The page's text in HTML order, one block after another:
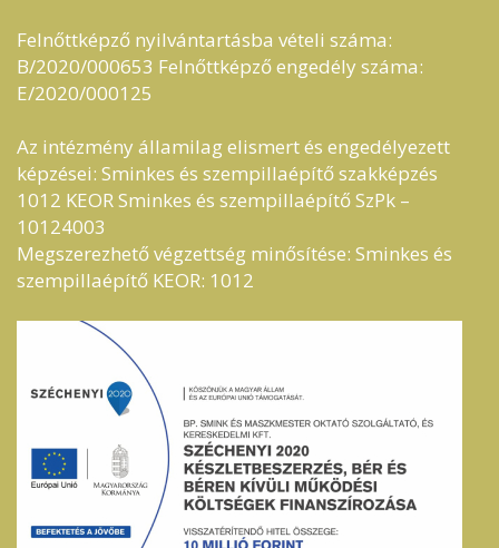
Felnőttképző nyilvántartásba vételi száma:
B/2020/000653 Felnőttképző engedély száma:
E/2020/000125
Az intézmény államilag elismert és engedélyezett
képzései: Sminkes és szempillaépítő szakképzés
1012 KEOR Sminkes és szempillaépítő SzPk –
10124003
Megszerezhető végzettség minősítése: Sminkes és
szempillaépítő KEOR: 1012